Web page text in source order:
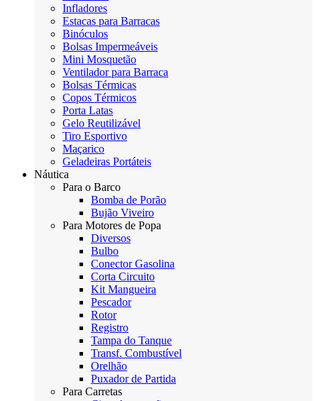
Infladores
Estacas para Barracas
Binóculos
Bolsas Impermeáveis
Mini Mosquetão
Ventilador para Barraca
Bolsas Térmicas
Copos Térmicos
Porta Latas
Gelo Reutilizável
Tiro Esportivo
Maçarico
Geladeiras Portáteis
Náutica
Para o Barco
Bomba de Porão
Bujão Viveiro
Para Motores de Popa
Diversos
Bulbo
Conector Gasolina
Corta Circuito
Kit Mangueira
Pescador
Rotor
Registro
Tampa do Tanque
Transf. Combustível
Orelhão
Puxador de Partida
Para Carretas